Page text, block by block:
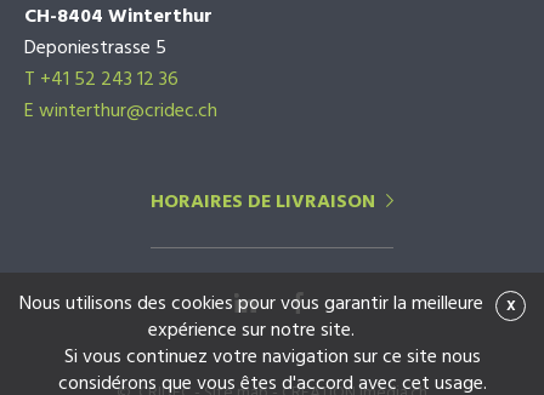
CH-8404 Winterthur
Deponiestrasse 5
T +41 52 243 12 36
E winterthur@cridec.ch
HORAIRES DE LIVRAISON
x
Nous utilisons des cookies pour vous garantir la meilleure
expérience sur notre site.
Si vous continuez votre navigation sur ce site nous
considérons que vous êtes d'accord avec cet usage.